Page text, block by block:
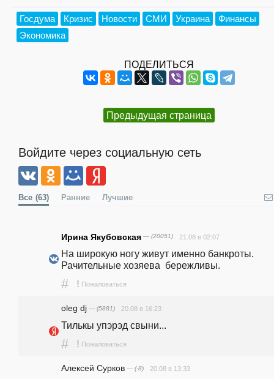
Госдума Кризис Новости СМИ Украина
Финансы
Экономика
ПОДЕЛИТЬСЯ
Предыдущая страница
Войдите через социальную сеть
Все (63) Ранние Лучшие
Ирина Якубовская — (20051) 21.08 в 02:07
На широкую ногу живут именно банкроты.
Рачительные хозяева  бережливы.
# ! Пожаловаться
oleg dj — (5881) 20.08 в 16:23
Тилькы упэрэд свыни...
# ! Пожаловаться
Алексей Сурков — (-8) 20.08 в 13:33